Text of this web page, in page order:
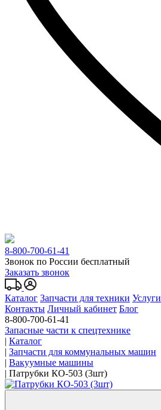
8-800-700-61-41
Звонок по России бесплатный
Заказать звонок
Каталог Запчасти для техники Услуги
Контакты Личный кабинет Блог
8-800-700-61-41
Запасные части к спецтехнике
| Каталог
| Запчасти для коммунальных машин
| Вакуумные машины
| Патрубки КО-503 (3шт)